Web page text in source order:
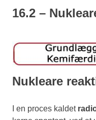
16.2 –
Nukleare
I en proces kaldet